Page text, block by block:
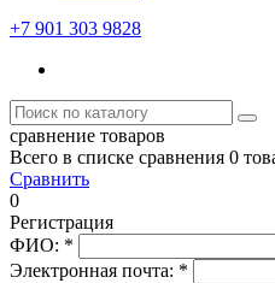
+7 901 303 9828
сравнение товаров
Всего в списке сравнения 0
Сравнить
0
Регистрация
ФИО: *
Электронная почта: *